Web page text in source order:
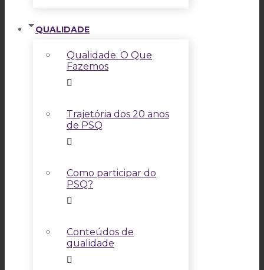
QUALIDADE
Qualidade: O Que
Fazemos
Trajetória dos 20 anos
de PSQ
Como participar do
PSQ?
Conteúdos de
qualidade